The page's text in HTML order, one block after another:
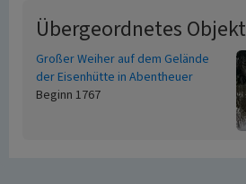
Übergeordnetes Objekt
Großer Weiher auf dem Gelände
der Eisenhütte in Abentheuer
Beginn 1767